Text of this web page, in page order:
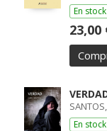
En stock
23,00
En stock